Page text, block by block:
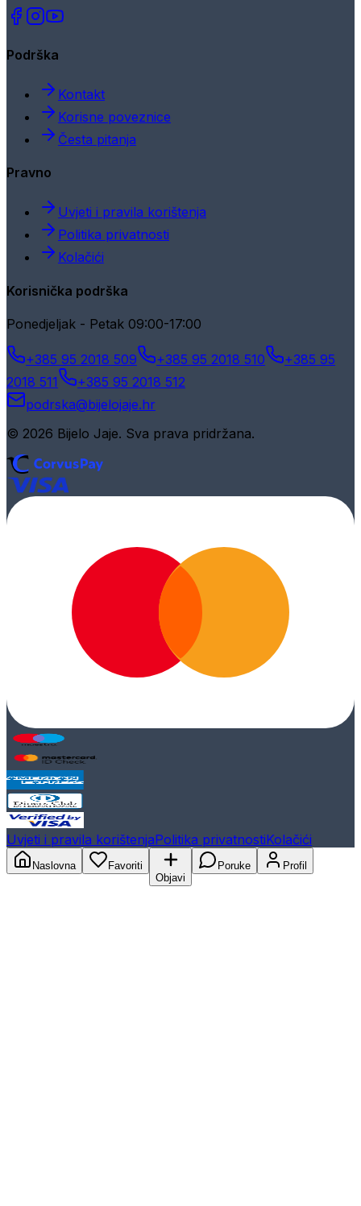
Podrška
Kontakt
Korisne poveznice
Česta pitanja
Pravno
Uvjeti i pravila korištenja
Politika privatnosti
Kolačići
Korisnička podrška
Ponedjeljak - Petak 09:00-17:00
+385 95 2018 509 +385 95 2018 510
+385 95
2018 511
+385 95 2018 512
podrska@bijelojaje.hr
© 2026 Bijelo Jaje. Sva prava pridržana.
Uvjeti i pravila korištenjaPolitika privatnostiKolačići
Naslovna
Favoriti
Objavi
Poruke Profil